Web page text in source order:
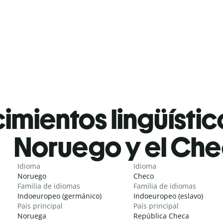
Noruego y el
Idioma
Noruego
Familia de idiomas
Indoeuropeo (germánico)
País principal
Noruega
Idioma
Checo
Familia de idiomas
Indoeuropeo (eslavo)
País principal
República Checa